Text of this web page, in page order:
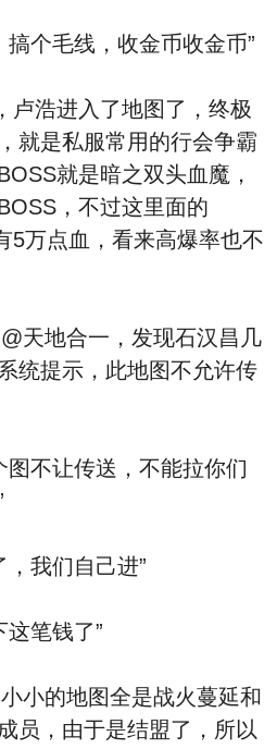
个毛线，收金币收金币”
浩进入了地图了，终极
就是私服常用的行会争霸
就是暗之双头血魔，
，不过这里面的
5万点血，看来高爆率也不
天地合一，发现石汉昌几
统提示，此地图不允许传
不让传送，不能拉你们
我们自己进”
笔钱了”
小的地图全是战火蔓延和
员，由于是结盟了，所以